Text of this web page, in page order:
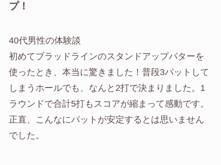
プ！
40代男性の体験談
初めてブラッドラインのスタンドアップパターを
使ったとき、本当に驚きました！普段3パットして
しまうホールでも、なんと2打で決まりました。1
ラウンドで合計5打もスコアが縮まって感動です。
正直、こんなにパットが安定するとは思いません
でした。